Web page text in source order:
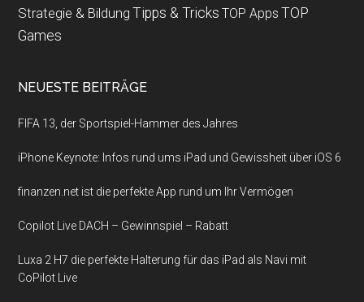
Strategie & Bildung Tipps & Tricks TOP Apps TOP
Games
NEUESTE BEITRÄGE
FIFA 13, der Sportspiel-Hammer des Jahres
iPhone Keynote: Infos rund ums iPad und Gewissheit über iOS 6
finanzen.net ist die perfekte App rund um Ihr Vermögen
Copilot Live DACH – Gewinnspiel – Rabatt
Luxa 2 H7 die perfekte Halterung für das iPad als Navi mit
CoPilot Live